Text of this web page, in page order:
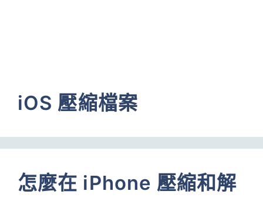
iOS 壓縮檔案
怎麼在 iPhone 壓縮和解